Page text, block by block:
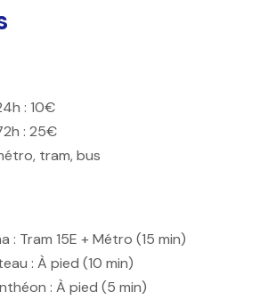
: 10€
: 25€
tram, bus
: Tram 15E + Métro (15 min)
: À pied (10 min)
: À pied (5 min)